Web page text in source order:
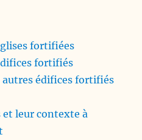
fortifiées
fortifiés
édifices fortifiés
et leur contexte à